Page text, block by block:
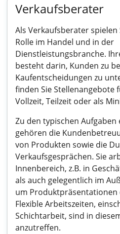
Verkaufsberater
Als Verkaufsberater
Rolle im Handel und in der
Dienstleistungsbranche.
besteht darin, Kunden zu
Kaufentscheidungen zu
finden Sie Stellenangebote
Vollzeit, Teilzeit oder als
Zu den typischen
gehören die
von Produkten sowie die
Verkaufsgesprächen. Sie
Innenbereich, z.B. in
als auch gelegentlich im
um Produktpräsentationen
Flexible Arbeitszeiten,
Schichtarbeit, sind in
anzutreffen.